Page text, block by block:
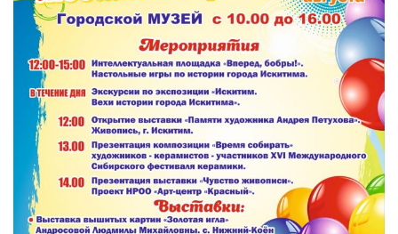
Афиша
Независимая оценка качества
Контакты